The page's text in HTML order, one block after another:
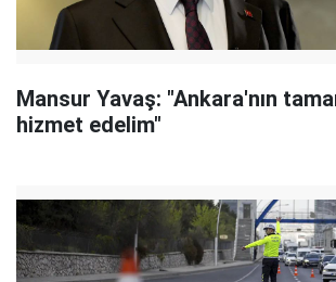
Mansur Yavaş: "Ankara'nın
hizmet edelim"